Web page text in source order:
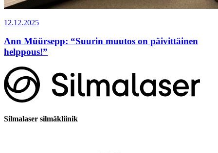
12.12.2025
Ann Müürsepp: “Suurin muutos on päivittäinen
helppous!”
Silmalaser silmäkliinik